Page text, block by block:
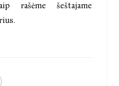
rašėme šeštajame